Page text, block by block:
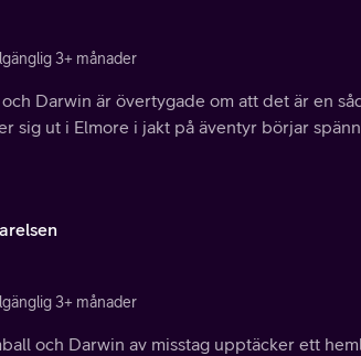
3+ månader
Darwin är övertygade om att det är en
sig ut i Elmore i jakt på äventyr börjar
3+ månader
och Darwin av misstag upptäcker ett